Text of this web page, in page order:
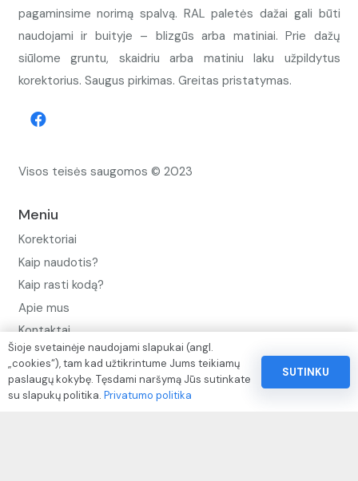
pagaminsime norimą spalvą. RAL paletės dažai gali būti
naudojami ir buityje – blizgūs arba matiniai. Prie dažų
siūlome gruntu, skaidriu arba matiniu laku užpildytus
korektorius. Saugus pirkimas. Greitas pristatymas.
Visos teisės saugomos © 2023
Meniu
Korektoriai
Kaip naudotis?
Kaip rasti kodą?
Apie mus
Kontaktai
Privatumo politika
Pinigų ir prekių grąžinimo politika
Šioje svetainėje naudojami slapukai (angl.
„cookies“), tam kad užtikrintume Jums teikiamų
paslaugų kokybę. Tęsdami naršymą Jūs sutinkate
su slapukų politika. Privatumo politika
SUTINKU